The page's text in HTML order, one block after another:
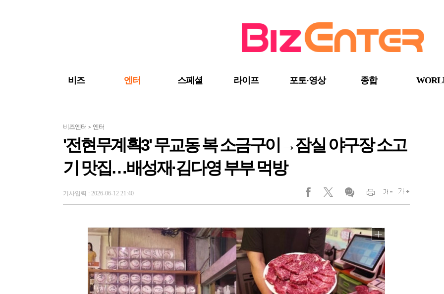
비즈 엔터 스페셜 라이프 포토·영상 종합
비즈엔터 > 엔터
'전현무계획3' 무교동 복 소금구이→잠실 야구장 소고
기 맛집…배성재·김다영 부부 먹방
기사입력 : 2026-06-12 21:40